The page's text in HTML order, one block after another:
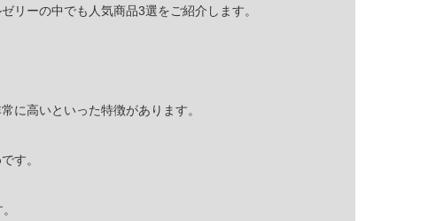
リーの中でも人気商品3選をご紹介します。
に高いといった特徴があります。
す。